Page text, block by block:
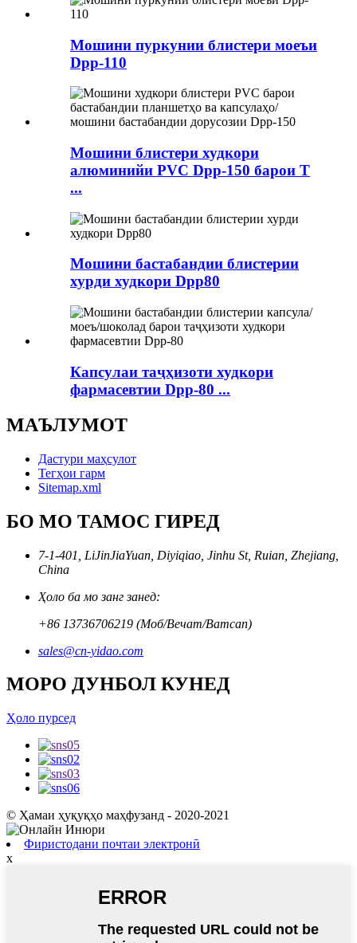
Мошини пуркунии блистери моеъи
Dpp-110
Мошини блистери худкори
алюминийи PVC Dpp-150 барои T
...
Мошини бастабандии блистерии
хурди худкори Dpp80
Капсулаи таҷҳизоти худкори
фармасевтии Dpp-80 ...
МАЪЛУМОТ
Дастури маҳсулот
Тегҳои гарм
Sitemap.xml
БО МО ТАМОС ГИРЕД
7-1-401, LiJinJiaYuan, Diyiqiao, Jinhu St, Ruian, Zhejiang,
China
Ҳоло ба мо занг занед:
+86 13736706219 (Моб/Вечат/Ватсап)
sales@cn-yidao.com
МОРО ДУНБОЛ КУНЕД
Ҳоло пурсед
© Ҳамаи ҳуқуқҳо маҳфузанд - 2020-2021
Фиристодани почтаи электронӣ
x